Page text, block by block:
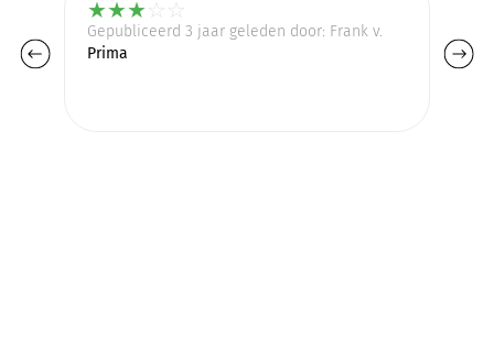
★★★☆☆
Gepubliceerd 3 jaar geleden door: Frank v.
Prima